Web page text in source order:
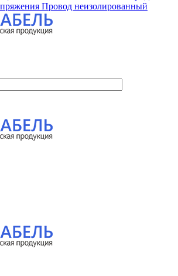
Провод неизолированный